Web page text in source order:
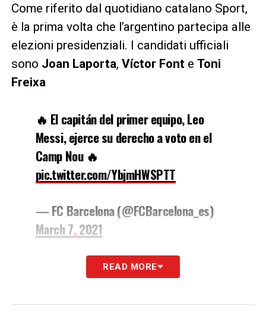
Come riferito dal quotidiano catalano Sport,
è la prima volta che l’argentino partecipa alle
elezioni presidenziali. I candidati ufficiali
sono Joan Laporta, Víctor Fonte Toni
Freixa
🔥 El capitán del primer equipo, Leo
Messi, ejerce su derecho a voto en el
Camp Nou 🔥
pic.twitter.com/YbjmHWSPTT
— FC Barcelona (@FCBarcelona_es)
March 7, 2021
LA PLAYLIST DELLE NOSTRE TOP NEWS
READ MORE